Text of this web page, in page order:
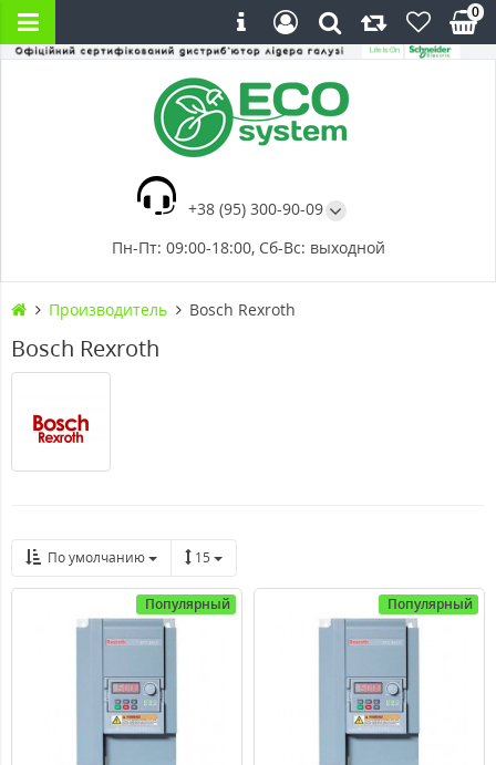
+38 (95) 300-90-09
Пн-Пт: 09:00-18:00, Сб-Вс: выходной
0
Производитель Bosch Rexroth
Bosch Rexroth
По умолчанию 15
Популярный Популярный